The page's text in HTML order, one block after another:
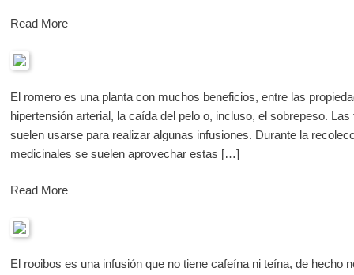
Read More
El romero es una planta con muchos beneficios, entre las
hipertensión arterial, la caída del pelo o, incluso, el sobrepeso.
suelen usarse para realizar algunas infusiones. Durante la
medicinales se suelen aprovechar estas […]
Read More
El rooibos es una infusión que no tiene cafeína ni teína, de hecho